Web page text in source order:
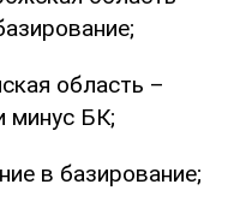
область –
минус БК;
в базирование;